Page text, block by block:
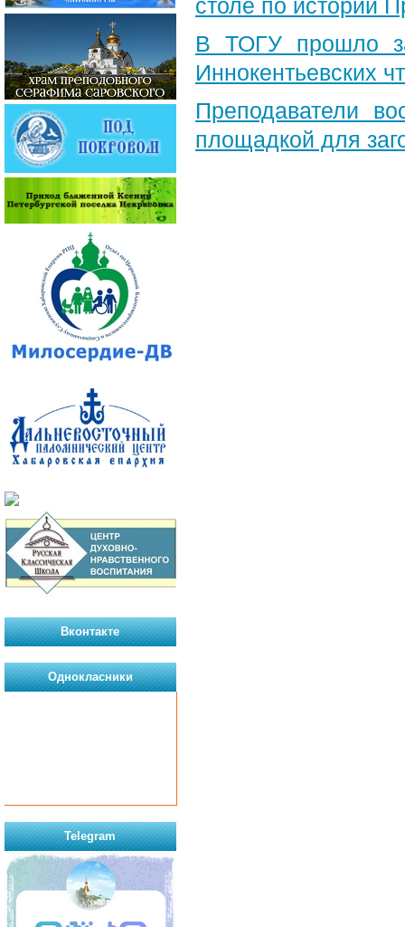
столе по истории
В ТОГУ прошло
Иннокентьевских
Преподаватели
площадкой для
Вконтакте
Однокласники
Telegram